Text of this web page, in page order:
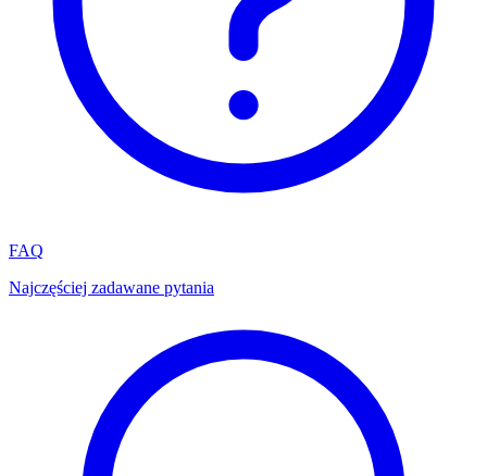
FAQ
Najczęściej zadawane pytania